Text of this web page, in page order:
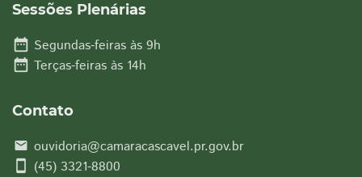
Sessões Plenárias
date_range Segundas-feiras às 9h
date_range Terças-feiras às 14h
Contato
email ouvidoria@camaracascavel.pr.gov.br
smartphone (45) 3321-8800